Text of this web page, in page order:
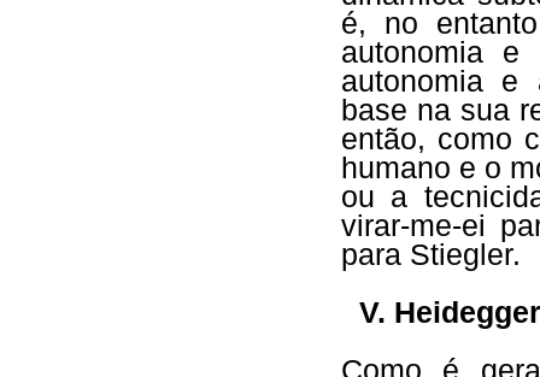
é, no
autonomia
autonomia e
base na sua
então, como
humano e o
ou a
virar-me-ei
para Stiegler.
V.
Como é